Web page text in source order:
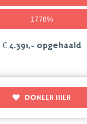
1778%
€ 4.391,- opgehaald
DONEER HIER